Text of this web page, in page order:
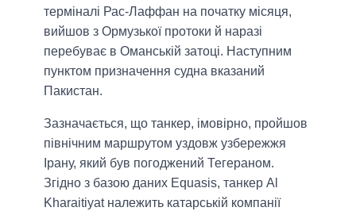
терміналі Рас-Лаффан на початку місяця,
вийшов з Ормузької протоки й наразі
перебуває в Оманській затоці. Наступним
пунктом призначення судна вказаний
Пакистан.
Зазначається, що танкер, імовірно, пройшов
північним маршрутом уздовж узбережжя
Ірану, який був погоджений Тегераном.
Згідно з базою даних Equasis, танкер Al
Kharaitiyat належить катарській компанії